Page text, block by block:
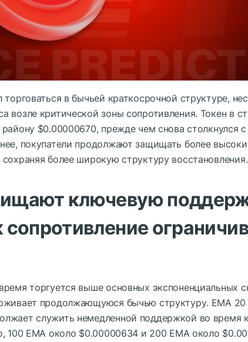
в бычьей краткосрочной структуре,
возле критической зоны сопротивления. Токен в
району $0.00000670, прежде чем снова столкнулся
покупатели продолжают защищать более
более широкую структуру восстановления.
ключевую
сопротивление
торгуется выше основных экспоненциальных
продолжающуюся бычью структуру. EMA
служить немедленной поддержкой во время
100 EMA около $0.00000634 и 200 EMA около